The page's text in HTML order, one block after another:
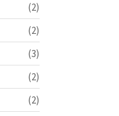
(2)
(2)
(3)
(2)
(2)